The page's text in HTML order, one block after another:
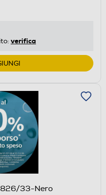
verifica
33-Nero